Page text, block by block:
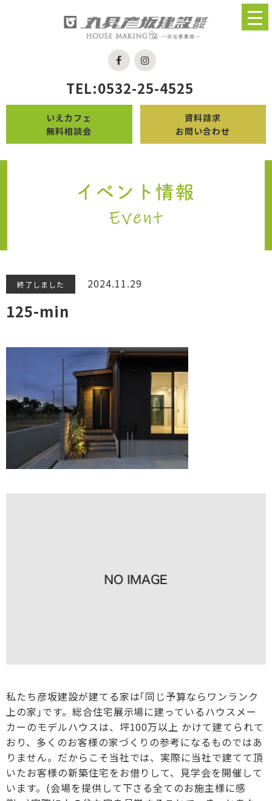
TEL:0532-25-4525
いえカフェ
無料相談会
資料請求
お問い合わせ
終了しました 2024.11.29
125-min
私たち彦坂建設が建てる家は｢同じ予算ならワンランク
上の家｣です。総合住宅展示場に建っているハウスメー
カーのモデルハウスは、坪100万以上 かけて建てられて
おり、多くのお客様の家づくりの参考になるものではあ
りません。だからこそ当社では、実際に当社で建てて頂
いたお客様の新築住宅をお借りして、見学会を開催して
います。(会場を提供して下さる全てのお施主様に感